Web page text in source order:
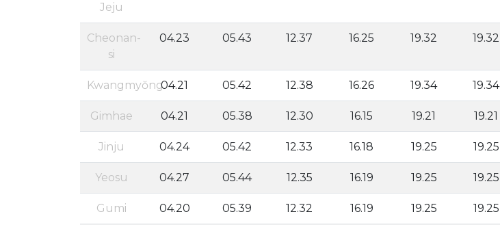
Jeju
Cheonan-
si
04.23 05.43 12.37 16.25 19.32 19.32
Kwangmyŏng04.21 05.42 12.38 16.26 19.34 19.34
Gimhae 04.21 05.38 12.30 16.15 19.21 19.21
Jinju 04.24 05.42 12.33 16.18 19.25 19.25
Yeosu 04.27 05.44 12.35 16.19 19.25 19.25
Gumi 04.20 05.39 12.32 16.19 19.25 19.25